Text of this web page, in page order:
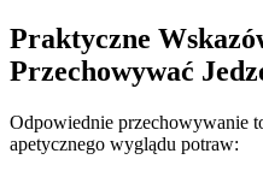
Praktyczne
Przechowywać
Odpowiednie przechowywanie
apetycznego wyglądu potraw: